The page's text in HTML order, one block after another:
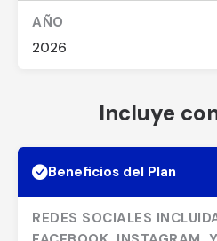
AÑO
2026
Incluye
Beneficios del Plan
REDES SOCIALES